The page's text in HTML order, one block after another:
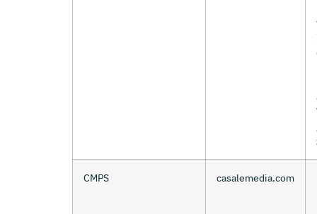
CMPS casalemedia.com